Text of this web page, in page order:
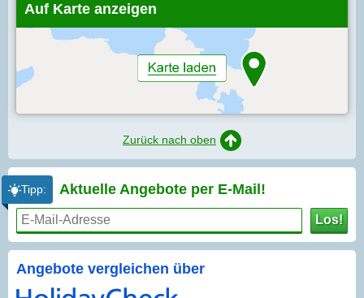
Auf Karte anzeigen
Zurück nach oben
Tipp: Aktuelle Angebote per E-Mail!
Los!
Angebote vergleichen über